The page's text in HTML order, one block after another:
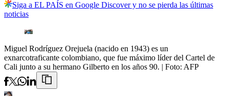
Siga a EL PAÍS en Google Discover y no se pierda las últimas
noticias
Miguel Rodríguez Orejuela (nacido en 1943) es un
exnarcotraficante colombiano, que fue máximo líder del Cartel de
Cali junto a su hermano Gilberto en los años 90. | Foto: AFP